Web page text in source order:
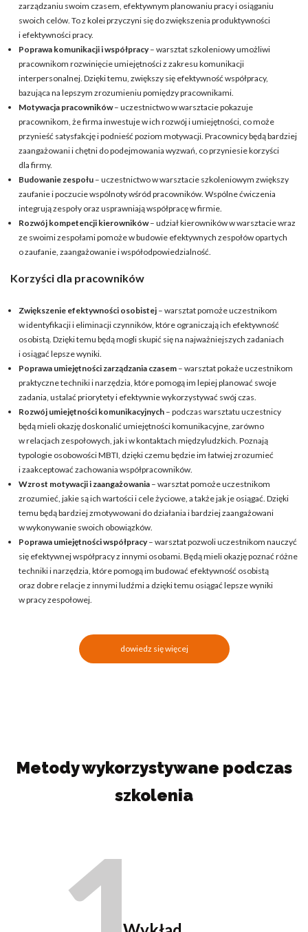
zarządzaniu swoim czasem, efektywnym planowaniu pracy i osiąganiu
swoich celów. To z kolei przyczyni się do zwiększenia produktywności
i efektywności pracy.
Poprawa komunikacji i współpracy– warsztat szkoleniowy umożliwi
pracownikom rozwinięcie umiejętności z zakresu komunikacji
interpersonalnej. Dzięki temu, zwiększy się efektywność współpracy,
bazująca na lepszym zrozumieniu pomiędzy pracownikami.
Motywacja pracowników– uczestnictwo w warsztacie pokazuje
pracownikom, że firma inwestuje w ich rozwój i umiejętności, co może
przynieść satysfakcję i podnieść poziom motywacji. Pracownicy będą bardziej
zaangażowani i chętni do podejmowania wyzwań, co przyniesie korzyści
dla firmy.
Budowanie zespołu – uczestnictwo w warsztacie szkoleniowym zwiększy
zaufanie i poczucie wspólnoty wśród pracowników. Wspólne ćwiczenia
integrują zespoły oraz usprawniają współpracę w firmie.
Rozwój kompetencji kierowników– udział kierowników w warsztacie wraz
ze swoimi zespołami pomoże w budowie efektywnych zespołów opartych
o zaufanie, zaangażowanie i współodpowiedzialność.
Korzyści dla pracowników
Zwiększenie efektywności osobistej – warsztat pomoże uczestnikom
w identyfikacji i eliminacji czynników, które ograniczają ich efektywność
osobistą. Dzięki temu będą mogli skupić się na najważniejszych zadaniach
i osiągać lepsze wyniki.
Poprawa umiejętności zarządzania czasem – warsztat pokaże uczestnikom
praktyczne techniki i narzędzia, które pomogą im lepiej planować swoje
zadania, ustalać priorytety i efektywnie wykorzystywać swój czas.
Rozwój umiejętności komunikacyjnych – podczas warsztatu uczestnicy
będą mieli okazję doskonalić umiejętności komunikacyjne, zarówno
w relacjach zespołowych, jak i w kontaktach międzyludzkich. Poznają
typologie osobowości MBTI, dzięki czemu będzie im łatwiej zrozumieć
i zaakceptować zachowania współpracowników.
Wzrost motywacji i zaangażowania – warsztat pomoże uczestnikom
zrozumieć, jakie są ich wartości i cele życiowe, a także jak je osiągać. Dzięki
temu będą bardziej zmotywowani do działania i bardziej zaangażowani
w wykonywanie swoich obowiązków.
Poprawa umiejętności współpracy– warsztat pozwoli uczestnikom nauczyć
się efektywnej współpracy z innymi osobami. Będą mieli okazję poznać różne
techniki i narzędzia, które pomogą im budować efektywność osobistą
oraz dobre relacje z innymi ludźmi a dzięki temu osiągać lepsze wyniki
w pracy zespołowej.
dowiedz się więcej
Metody wykorzystywane podczas
szkolenia